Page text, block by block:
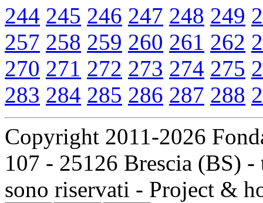
244 245 246 247 248 249
257 258 259 260 261 262
270 271 272 273 274 275
283 284 285 286 287 288
Copyright 2011-2026
107 - 25126 Brescia (BS)
sono riservati - Project &